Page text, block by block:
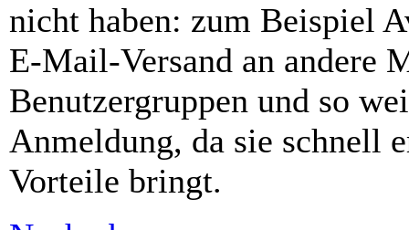
nicht haben: zum Beispiel
E-Mail-Versand an andere
Benutzergruppen und so
Anmeldung, da sie schnell
Vorteile bringt.